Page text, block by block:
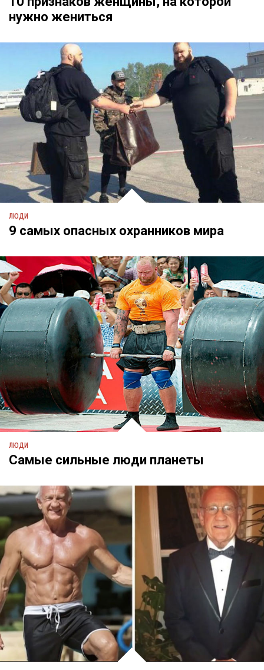
нужно жениться
ЛЮДИ
9 самых опасных охранников мира
ЛЮДИ
Самые сильные люди планеты